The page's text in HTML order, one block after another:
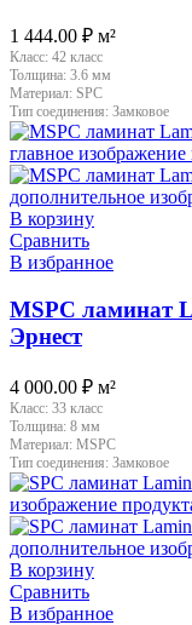
1 444.00 ₽ м²
Класс: 42 класс
Толщина: 3.6 мм
Материал: SPC
Тип соединения: Замковое
В корзину
Сравнить
В избранное
MSPC ламинат
Эрнест
4 000.00 ₽ м²
Класс: 33 класс
Толщина: 8 мм
Материал: MSPC
Тип соединения: Замковое
В корзину
Сравнить
В избранное